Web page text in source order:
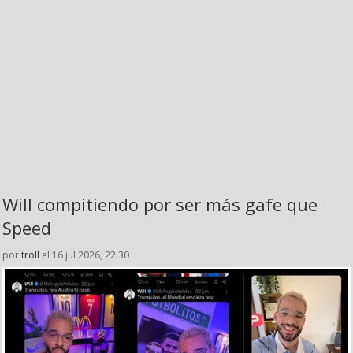
Will compitiendo por ser más gafe que
Speed
portroll el 16 jul 2026, 22:30